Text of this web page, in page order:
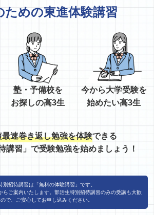
ための東進体験講習
塾・予備校を
お探しの高3生
今から大学受験を
始めたい高3生
最速巻き返し勉強を体験できる
講習」で受験勉強を始めましょう！
別招待講習は「無料の体験講習」です。
らご案内いたします。部活生特別招待講習のみの受講も大歓
で、ご安心してお申し込みください。